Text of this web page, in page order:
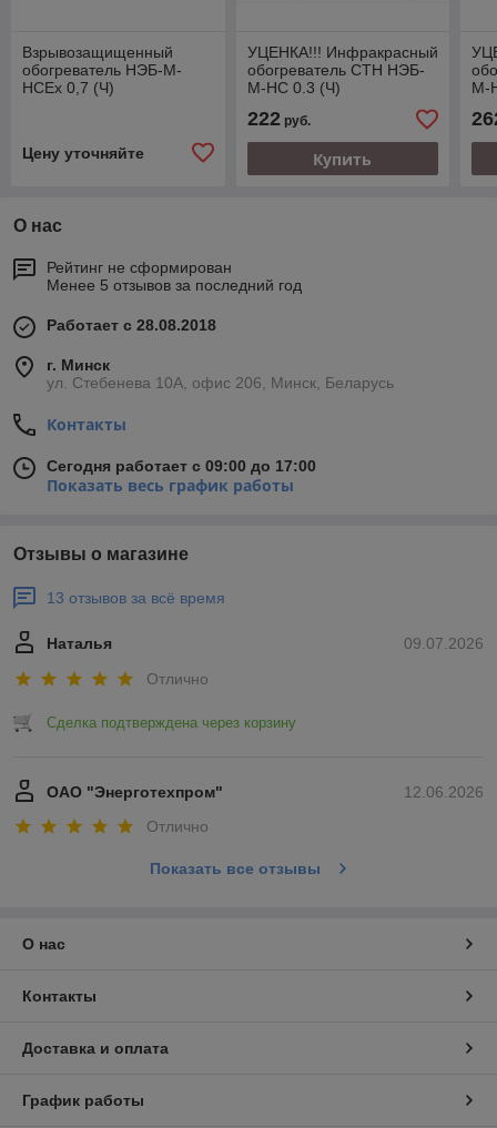
Взрывозащищенный
обогреватель НЭБ-М-
НСЕх 0,7 (Ч)
Цену уточняйте
УЦЕНКА!!! Инфракрасный
обогреватель СТН НЭБ-
М-НС 0.3 (Ч)
222руб.
Купить
М-
О нас
Рейтинг не сформирован
Менее 5 отзывов за последний год
Работает с 28.08.2018
г. Минск
ул. Стебенева 10А, офис 206, Минск, Беларусь
Контакты
Сегодня работает с 09:00 до 17:00
Показать весь график работы
Отзывы о магазине
13 отзывов за всё время
09.07.2026
Наталья
Отлично
Сделка подтверждена через корзину
12.06.2026
ОАО "Энерготехпром"
Отлично
Показать все отзывы
О нас
Контакты
Доставка и оплата
График работы